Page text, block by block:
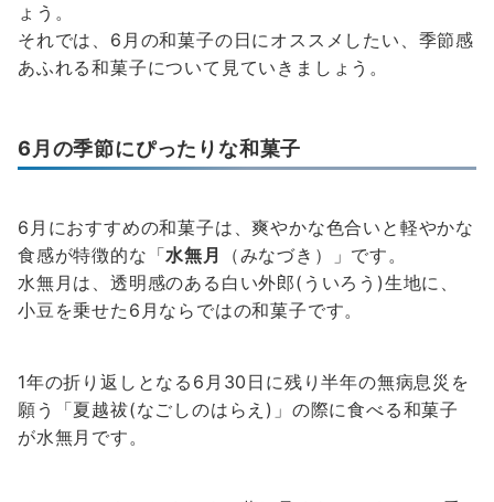
ょう。
それでは、6月の和菓子の日にオススメしたい、季節感
あふれる和菓子について見ていきましょう。
6月の季節にぴったりな和菓子
6月におすすめの和菓子は、爽やかな色合いと軽やかな
食感が特徴的な「水無月
（みなづき）」です。
水無月は、透明感のある白い外郎(ういろう)生地に、
小豆を乗せた6月ならではの和菓子です。
1年の折り返しとなる6月30日に残り半年の無病息災を
願う「夏越祓(なごしのはらえ)」の際に食べる和菓子
が水無月です。